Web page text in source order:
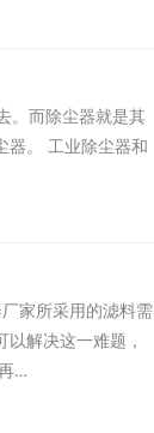
。而除尘器就是其
器。 工业除尘器和
家所采用的滤料需
解决这一难题，
…